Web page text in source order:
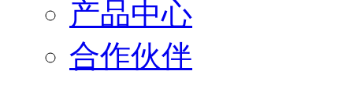
产品中心
合作伙伴